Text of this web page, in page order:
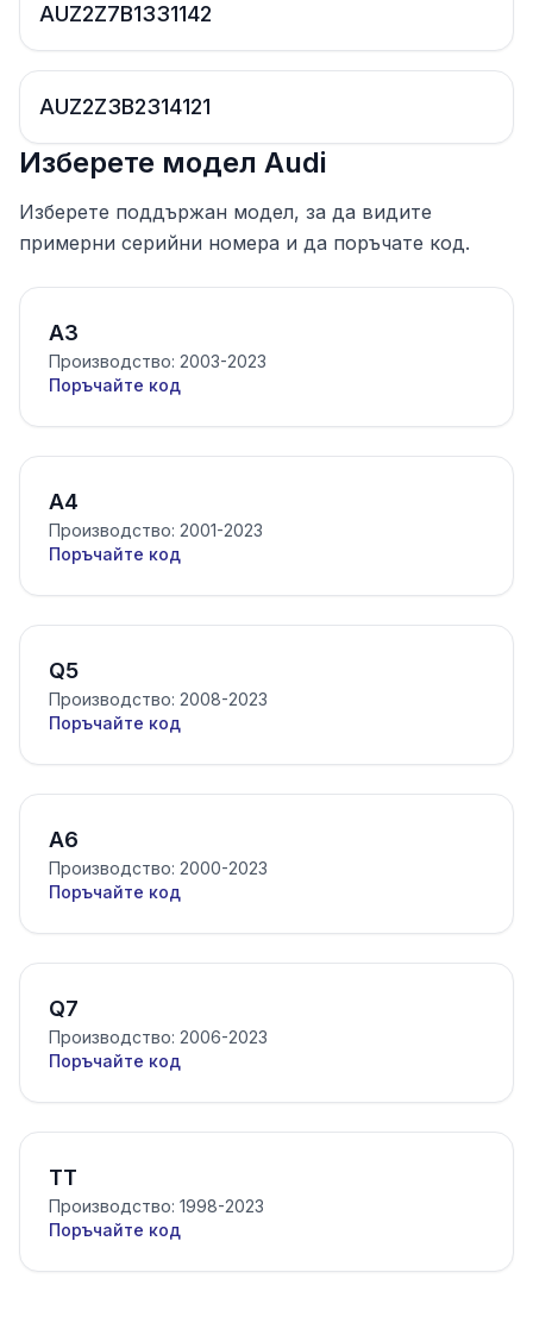
AUZ2Z7B1331142
AUZ2Z3B2314121
Изберете модел Audi
Изберете поддържан модел, за да видите
примерни серийни номера и да поръчате код.
A3
Производство: 2003-2023
Поръчайте код
A4
Производство: 2001-2023
Поръчайте код
Q5
Производство: 2008-2023
Поръчайте код
A6
Производство: 2000-2023
Поръчайте код
Q7
Производство: 2006-2023
Поръчайте код
TT
Производство: 1998-2023
Поръчайте код